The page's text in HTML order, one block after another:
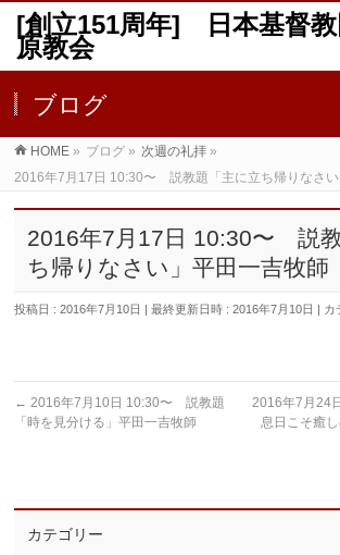
[創立151周年] 日本基督
原教会
ブログ
HOME » ブログ » 次週の礼拝 »
2016年7月17日 10:30〜 説教題「主に立ち帰りなさい
2016年7月17日 10:30〜 説
ち帰りなさい」平田一吉牧師
投稿日 : 2016年7月10日 最終更新日時 : 2016年7月10日 カ
← 2016年7月10日 10:30〜 説教題
「時を見分ける」平田一吉牧師
2016年7月24
息日こそ癒
カテゴリー